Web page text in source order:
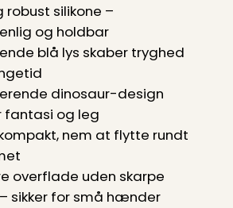
robust silikone –
og holdbar
blå lys skaber tryghed
dinosaur-design
og leg
nem at flytte rundt
overflade uden skarpe
sikker for små hænder